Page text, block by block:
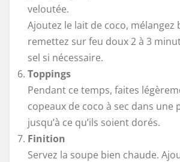
veloutée.
Ajoutez le lait de coco, mélangez
remettez sur feu doux 2 à 3
sel si nécessaire.
Toppings
Pendant ce temps, faites
copeaux de coco à sec dans une
jusqu’à ce qu’ils soient dorés.
Finition
Servez la soupe bien chaude.